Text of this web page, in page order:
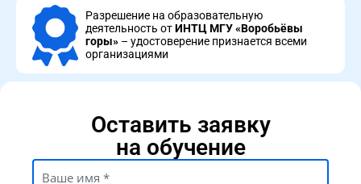
Разрешение на образовательную
деятельность отИНТЦ МГУ«Воробьёвы
горы» – удостоверение признается всеми
организациями
Оставить заявку
на обучение